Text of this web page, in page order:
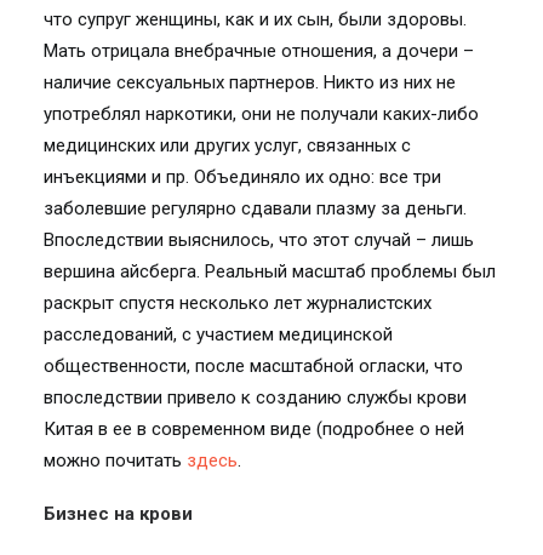
что супруг женщины, как и их сын, были здоровы.
Мать отрицала внебрачные отношения, а дочери –
наличие сексуальных партнеров. Никто из них не
употреблял наркотики, они не получали каких-либо
медицинских или других услуг, связанных с
инъекциями и пр. Объединяло их одно: все три
заболевшие регулярно сдавали плазму за деньги.
Впоследствии выяснилось, что этот случай – лишь
вершина айсберга. Реальный масштаб проблемы был
раскрыт спустя несколько лет журналистских
расследований, с участием медицинской
общественности, после масштабной огласки, что
впоследствии привело к созданию службы крови
Китая в ее в современном виде (подробнее о ней
можно почитать здесь.
Бизнес на крови